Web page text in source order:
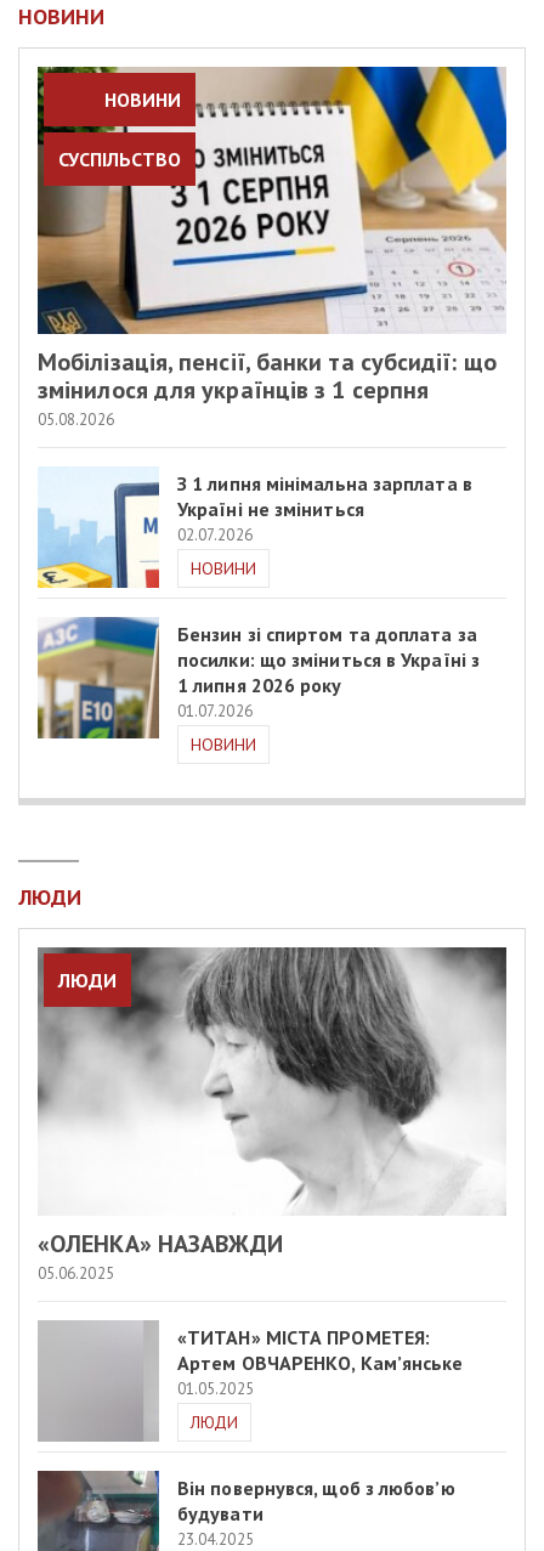
НОВИНИ
НОВИНИ
СУСПІЛЬСТВО
Мобілізація, пенсії, банки та субсидії: що
змінилося для українців з 1 серпня
05.08.2026
З 1 липня мінімальна зарплата в
Україні не зміниться
02.07.2026
НОВИНИ
Бензин зі спиртом та доплата за
посилки: що зміниться в Україні з
1 липня 2026 року
01.07.2026
НОВИНИ
ЛЮДИ
ЛЮДИ
«ОЛЕНКА» НАЗАВЖДИ
05.06.2025
«ТИТАН» МІСТА ПРОМЕТЕЯ:
Артем ОВЧАРЕНКО, Кам’янське
01.05.2025
ЛЮДИ
Він повернувся, щоб з любов’ю
будувати
23.04.2025